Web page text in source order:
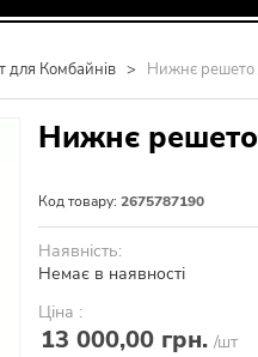
для Комбайнів > Нижнє решето
Нижнє
Код товару: 2675787190
Наявність:
Немає в наявності
Ціна :
13 000,00 грн. /шт